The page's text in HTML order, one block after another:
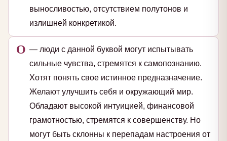
выносливостью, отсутствием полутонов и
излишней конкретикой.
О — люди с данной буквой могут испытывать
сильные чувства, стремятся к самопознанию.
Хотят понять свое истинное предназначение.
Желают улучшить себя и окружающий мир.
Обладают высокой интуицией, финансовой
грамотностью, стремятся к совершенству. Но
могут быть склонны к перепадам настроения от